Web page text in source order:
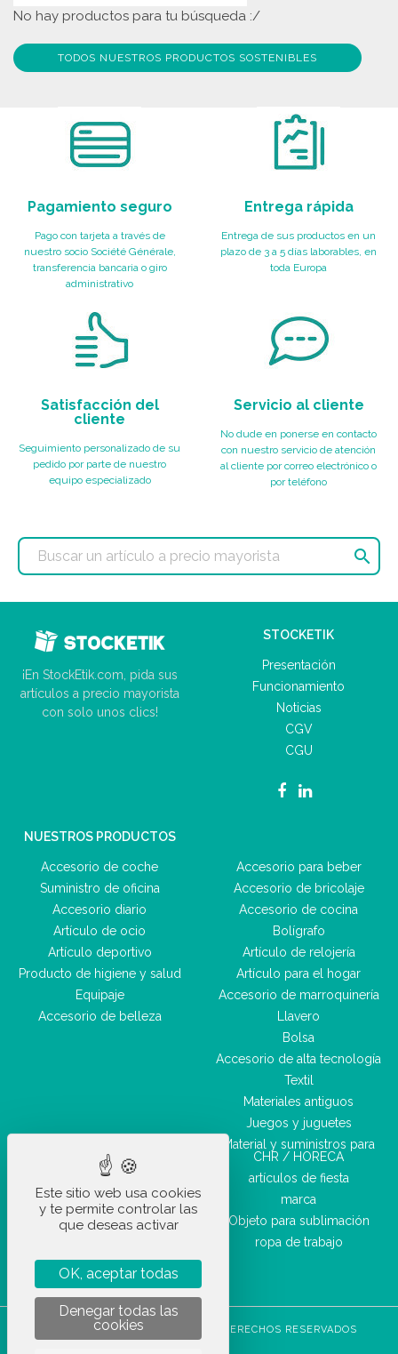
No hay productos para tu búsqueda :/
TODOS NUESTROS PRODUCTOS SOSTENIBLES
Pagamiento seguro
Pago con tarjeta a través de
nuestro socio Société Générale,
transferencia bancaria o giro
administrativo
Entrega rápida
Entrega de sus productos en un
plazo de 3 a 5 días laborables, en
toda Europa
Satisfacción del
cliente
Seguimiento personalizado de su
pedido por parte de nuestro
equipo especializado
Servicio al cliente
No dude en ponerse en contacto
con nuestro servicio de atención
al cliente por correo electrónico o
por teléfono

¡En StockEtik.com, pida sus
artículos a precio mayorista
con solo unos clics!
STOCKETIK
Presentación
Funcionamiento
Noticias
CGV
CGU
NUESTROS PRODUCTOS
Accesorio de coche
Suministro de oficina
Accesorio diario
Artículo de ocio
Artículo deportivo
Producto de higiene y salud
Equipaje
Accesorio de belleza
Accesorio para beber
Accesorio de bricolaje
Accesorio de cocina
Bolígrafo
Artículo de relojería
Artículo para el hogar
Accesorio de marroquinería
Llavero
Bolsa
Accesorio de alta tecnología
Textil
Materiales antiguos
Juegos y juguetes
Material y suministros para
CHR / HORECA
artículos de fiesta
marca
Objeto para sublimación
ropa de trabajo
STOCKETIK © 2023 - TODOS LOS DERECHOS RESERVADOS
Este sitio web usa cookies
y te permite controlar las
que deseas activar
OK, aceptar todas
Denegar todas las
cookies